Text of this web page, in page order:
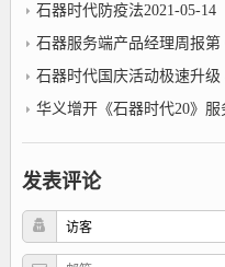
石器时代防疫法2021-05-14
石器服务端产品经理周报第 67 期｜QQ邮箱网页版内部
石器时代国庆活动极速升
华义增开《石器时代20》
发表评论